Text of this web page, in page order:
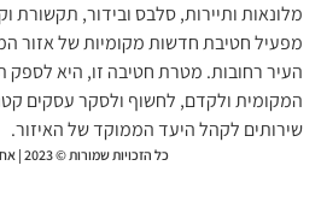
מלונאות ותיירות, סלבס ובידור, תקשורת
מפעיל חטיבת חדשות מקומיות של אזור
העיר רחובות. מטרת חטיבה זו, היא לספק
המקומית ולקדם, לחשוף ולסקר עסקים
שירותים לקהל היעד הממוקד של האיזור.
כל הזכויות שמורות © 2023 | אחלה NEWS